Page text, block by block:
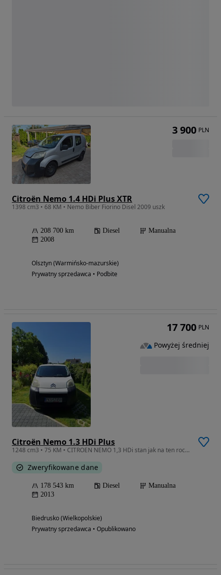
Citroën Nemo 1.4 HDi Plus XTR
1398 cm3 • 68 KM • Nemo Biber Fiorino Disel 2009 uszk
208 700 km Diesel
Manualna
2008
Olsztyn (Warmińsko-mazurskie)
Prywatny sprzedawca • Podbite
3 900 PLN
Citroën Nemo 1.3 HDi Plus
1248 cm3 • 75 KM • CITROEN NEMO 1,3 HDi stan jak na ten rocznik bardzo dobry
Zweryfikowane dane
178 543 km Diesel
Manualna
2013
Biedrusko (Wielkopolskie)
Prywatny sprzedawca • Opublikowano
17 700 PLN
Powyżej średniej